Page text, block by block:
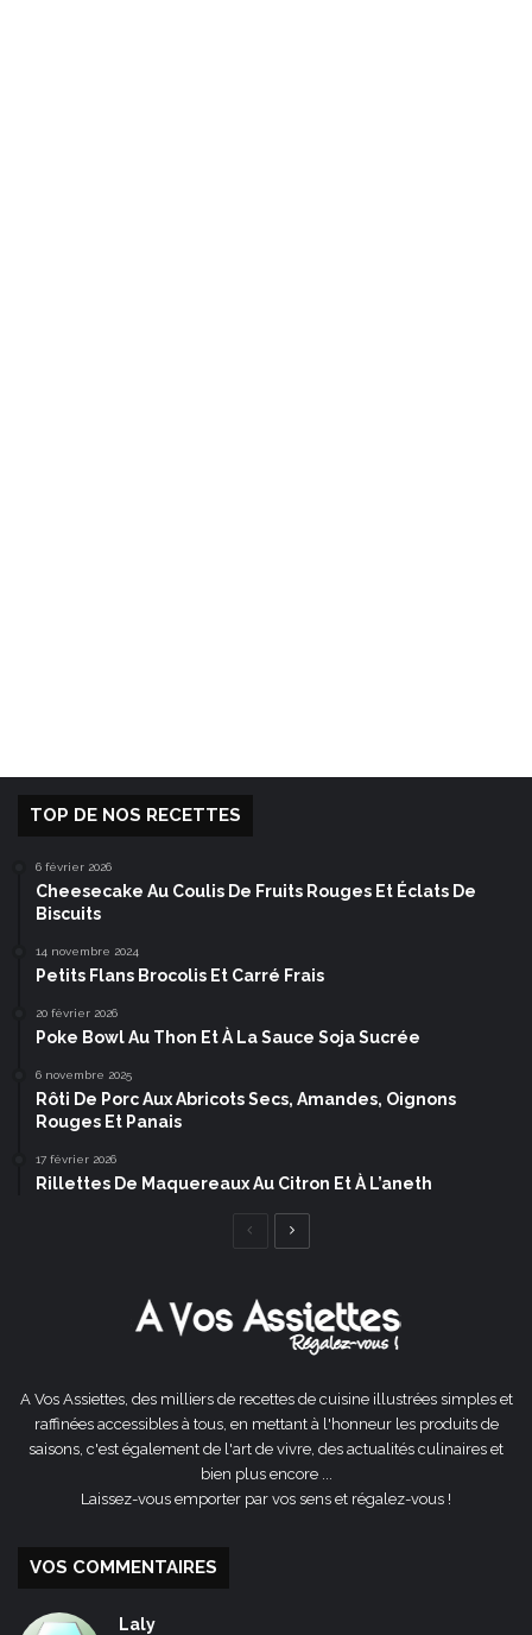
TOP DE NOS RECETTES
6 février 2026
Cheesecake Au Coulis De Fruits Rouges Et Éclats De
Biscuits
14 novembre 2024
Petits Flans Brocolis Et Carré Frais
20 février 2026
Poke Bowl Au Thon Et À La Sauce Soja Sucrée
6 novembre 2025
Rôti De Porc Aux Abricots Secs, Amandes, Oignons
Rouges Et Panais
17 février 2026
Rillettes De Maquereaux Au Citron Et À L’aneth
Page
A Vos Assiettes, des milliers de recettes de cuisine illustrées simples et
raffinées accessibles à tous, en mettant à l'honneur les produits de
saisons, c'est également de l'art de vivre, des actualités culinaires et
bien plus encore ...
Laissez-vous emporter par vos sens et régalez-vous !
VOS COMMENTAIRES
Laly